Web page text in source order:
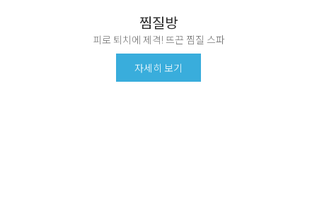
찜질방
피로 퇴치에 제격! 뜨끈 찜질 스파
자세히 보기